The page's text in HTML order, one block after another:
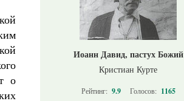
о
Иоанн Давид, пастух Божий
Кристиан Курте
Рейтинг: 9.9 Голосов: 1165